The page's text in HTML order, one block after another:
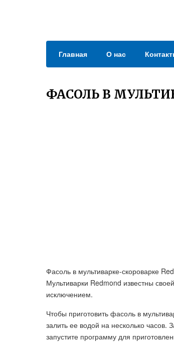
Главная О нас
ФАСОЛЬ В
Фасоль в мультиварке-скороварке
Мультиварки Redmond известны
исключением.
Чтобы приготовить фасоль в
залить ее водой на несколько
запустите программу для